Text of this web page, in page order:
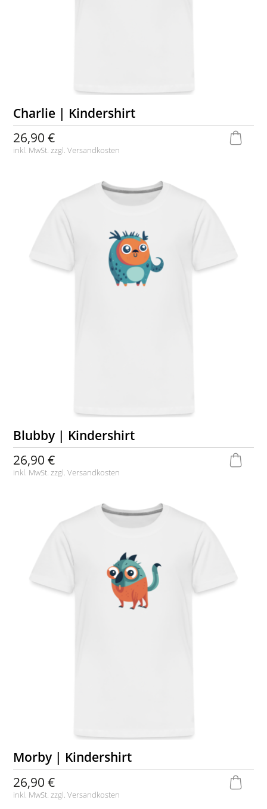
Charlie | Kindershirt
26,90 €
inkl. MwSt. zzgl.Versandkosten
Blubby | Kindershirt
26,90 €
inkl. MwSt. zzgl.Versandkosten
Morby | Kindershirt
26,90 €
inkl. MwSt. zzgl.Versandkosten